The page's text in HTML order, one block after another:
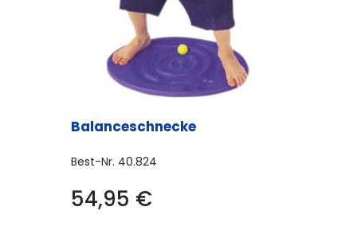
Balanceschnecke
Best-Nr. 40.824
54,95 €